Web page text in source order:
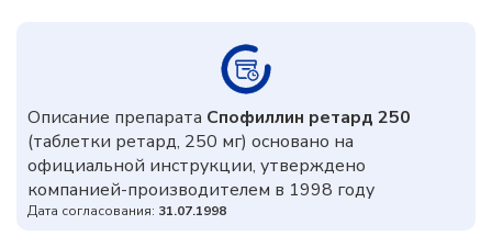
Описание препарата Спофиллин ретард 250
(таблетки ретард, 250 мг) основано на
официальной инструкции, утверждено
компанией-производителем в 1998 году
Дата согласования: 31.07.1998